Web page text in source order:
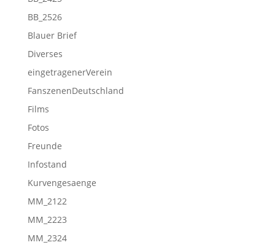
BB_2526
Blauer Brief
Diverses
eingetragenerVerein
FanszenenDeutschland
Films
Fotos
Freunde
Infostand
Kurvengesaenge
MM_2122
MM_2223
MM_2324